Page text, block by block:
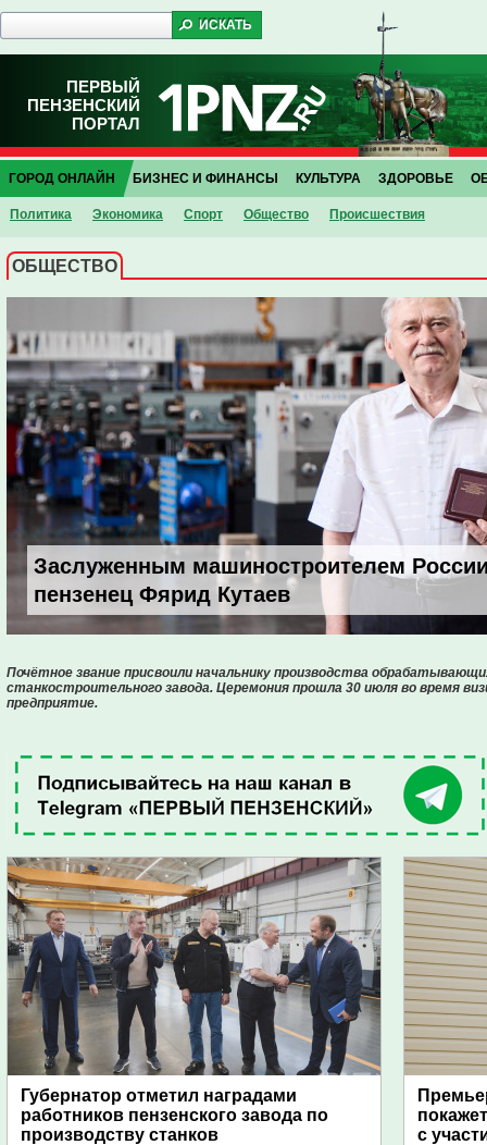
ПЕРВЫЙ
ПЕНЗЕНСКИЙ
ПОРТАЛ
ГОРОД ОНЛАЙН
Политика Экономика Спорт Общество Проиcшествия
БИЗНЕС И ФИНАНСЫ КУЛЬТУРА ЗДОРОВЬЕ
ОБЩЕСТВО
Заслуженным машиностроителем
пензенец Фярид Кутаев
Почётное звание присвоили начальнику производства
станкостроительного завода. Церемония прошла 30 июля во время
предприятие.
Губернатор отметил наградами
работников пензенского завода по
производству станков
с